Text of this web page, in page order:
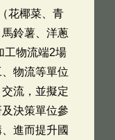
花椰菜、青
鈴薯、洋蔥
工物流端2場
物流等單位
流，並擬定
決策單位參
進而提升國